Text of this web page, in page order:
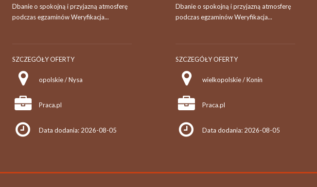
Dbanie o spokojną i przyjazną atmosferę
podczas egzaminów Weryfikacja...
SZCZEGÓŁY OFERTY
opolskie / Nysa
Praca.pl
Data dodania: 2026-08-05
Dbanie o spokojną i przyjazną atmosferę
podczas egzaminów Weryfikacja...
SZCZEGÓŁY OFERTY
wielkopolskie / Konin
Praca.pl
Data dodania: 2026-08-05